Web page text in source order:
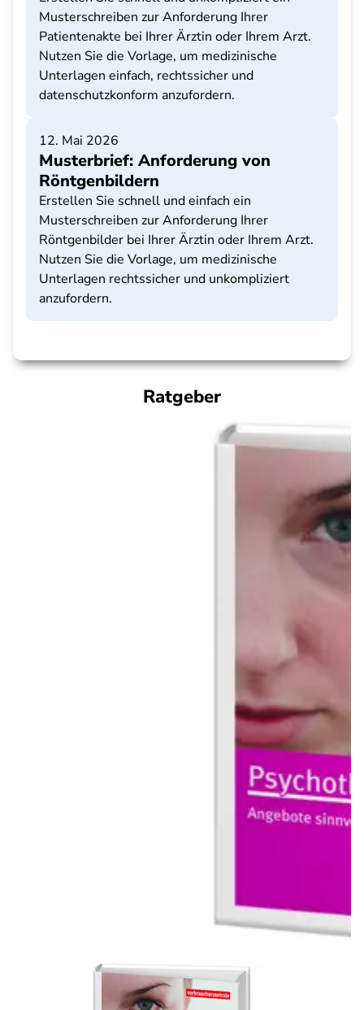
Musterschreiben zur Anforderung Ihrer
Patientenakte bei Ihrer Ärztin oder Ihrem Arzt.
Nutzen Sie die Vorlage, um medizinische
Unterlagen einfach, rechtssicher und
datenschutzkonform anzufordern.
12. Mai 2026
Musterbrief: Anforderung von
Röntgenbildern
Erstellen Sie schnell und einfach ein
Musterschreiben zur Anforderung Ihrer
Röntgenbilder bei Ihrer Ärztin oder Ihrem Arzt.
Nutzen Sie die Vorlage, um medizinische
Unterlagen rechtssicher und unkompliziert
anzufordern.
Ratgeber